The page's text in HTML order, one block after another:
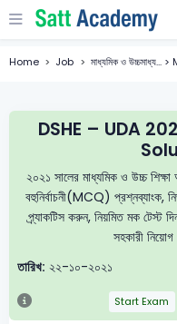
Home Job মাধ্যমিক ও উচ্চমাধ্য...
DSHE – UDA
২০২১ সালের মাধ্যমিক ও উচ্চ
বহুনির্বাচনী(MCQ) প্রশ্নব্যাংক,
প্র্যাকটিস করুন, নিয়মিত মক টেস্ট
সহকারী
তারিখ: ২২-১০-২০২১
Start Exam